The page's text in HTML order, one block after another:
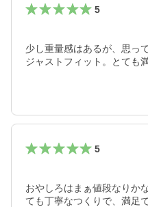
5
少し重量感はあるが、思っ
ジャストフィット。とても
5
おやしろはまぁ値段なりか
ても丁寧なつくりで、満足